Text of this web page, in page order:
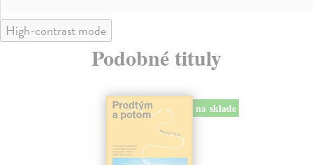
High-contrast mode
Podobné tituly
novinka